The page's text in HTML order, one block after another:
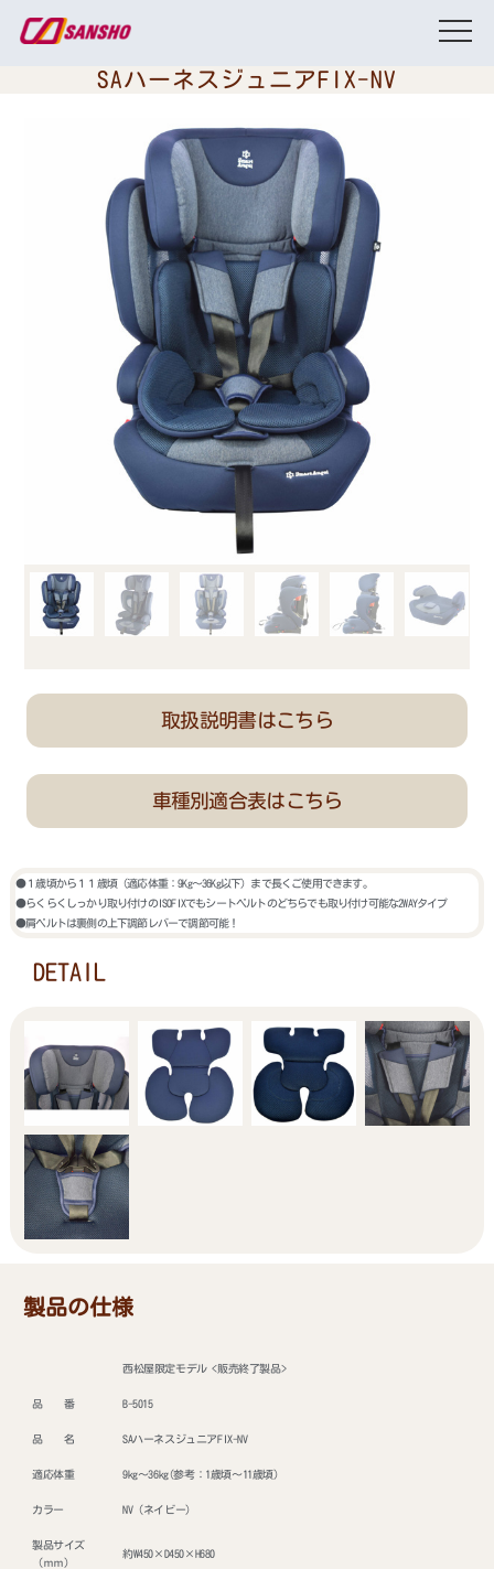
SAハーネスジュニアFIX-NV
取扱説明書はこちら
車種別適合表はこちら
●１歳頃から１１歳頃（適応体重：9Kg～36Kg以下）まで長くご使用できます。
●らくらくしっかり取り付けのISOFIXでもシートベルトのどちらでも取り付け可能な2WAYタイプ
●肩ベルトは裏側の上下調節レバーで調節可能！
DETAIL
製品の仕様
西松屋限定モデル <販売終了製品>
品 番 B-5015
品 名 SAハーネスジュニアFIX-NV
適応体重 9kg～36kg(参考：1歳頃～11歳頃)
カラー NV（ネイビー）
製品サイズ
（ｍｍ）
約W450×D450×H680